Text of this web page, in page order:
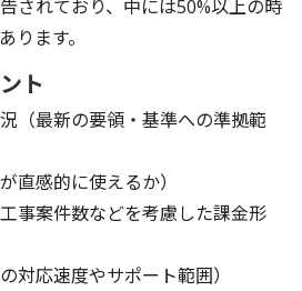
されており、中には50%以上の時
ります。
ト
（最新の要領・基準への準拠範
直感的に使えるか）
事案件数などを考慮した課金形
対応速度やサポート範囲）